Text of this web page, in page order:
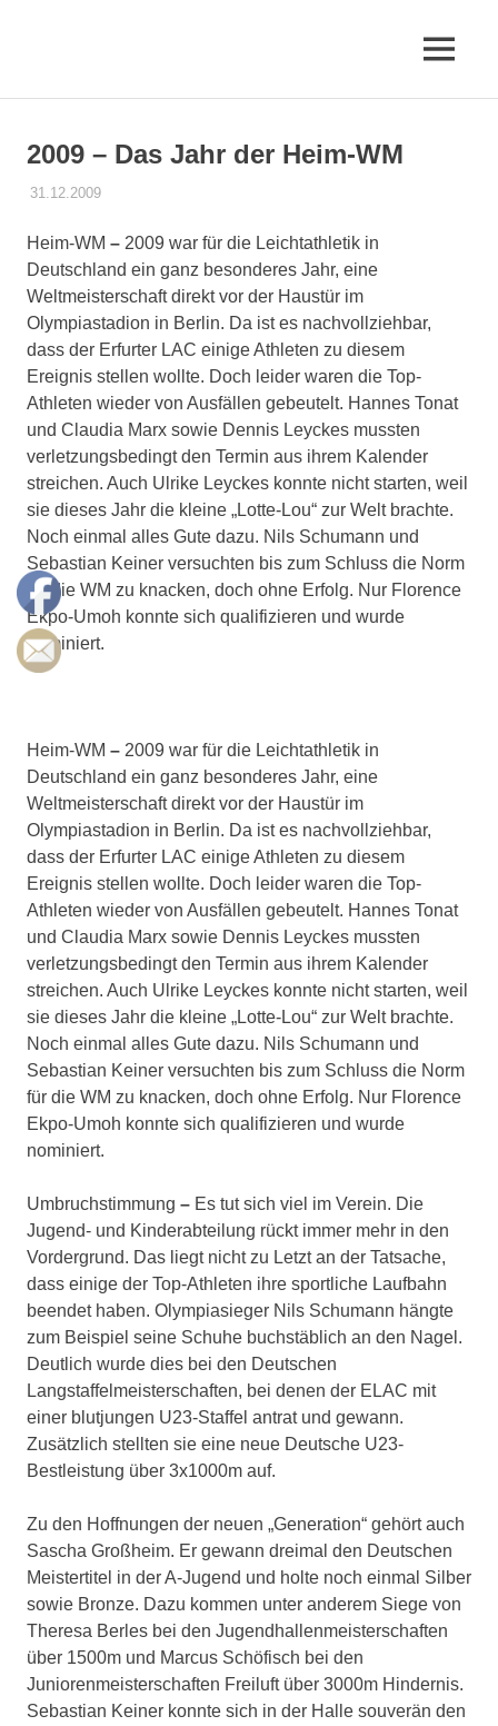
e.V.
MENÜ
2009 – Das Jahr der Heim-WM
31.12.2009ELACEV
CHRONIK
Heim-WM – 2009 war für die Leichtathletik in
Deutschland ein ganz besonderes Jahr, eine
Weltmeisterschaft direkt vor der Haustür im
Olympiastadion in Berlin. Da ist es nachvollziehbar,
dass der Erfurter LAC einige Athleten zu diesem
Ereignis stellen wollte. Doch leider waren die Top-
Athleten wieder von Ausfällen gebeutelt. Hannes Tonat
und Claudia Marx sowie Dennis Leyckes mussten
verletzungsbedingt den Termin aus ihrem Kalender
streichen. Auch Ulrike Leyckes konnte nicht starten, weil
sie dieses Jahr die kleine „Lotte-Lou“ zur Welt brachte.
Noch einmal alles Gute dazu. Nils Schumann und
Sebastian Keiner versuchten bis zum Schluss die Norm
für die WM zu knacken, doch ohne Erfolg. Nur Florence
Ekpo-Umoh konnte sich qualifizieren und wurde
nominiert.
Heim-WM – 2009 war für die Leichtathletik in
Deutschland ein ganz besonderes Jahr, eine
Weltmeisterschaft direkt vor der Haustür im
Olympiastadion in Berlin. Da ist es nachvollziehbar,
dass der Erfurter LAC einige Athleten zu diesem
Ereignis stellen wollte. Doch leider waren die Top-
Athleten wieder von Ausfällen gebeutelt. Hannes Tonat
und Claudia Marx sowie Dennis Leyckes mussten
verletzungsbedingt den Termin aus ihrem Kalender
streichen. Auch Ulrike Leyckes konnte nicht starten, weil
sie dieses Jahr die kleine „Lotte-Lou“ zur Welt brachte.
Noch einmal alles Gute dazu. Nils Schumann und
Sebastian Keiner versuchten bis zum Schluss die Norm
für die WM zu knacken, doch ohne Erfolg. Nur Florence
Ekpo-Umoh konnte sich qualifizieren und wurde
nominiert.
Umbruchstimmung – Es tut sich viel im Verein. Die
Jugend- und Kinderabteilung rückt immer mehr in den
Vordergrund. Das liegt nicht zu Letzt an der Tatsache,
dass einige der Top-Athleten ihre sportliche Laufbahn
beendet haben. Olympiasieger Nils Schumann hängte
zum Beispiel seine Schuhe buchstäblich an den Nagel.
Deutlich wurde dies bei den Deutschen
Langstaffelmeisterschaften, bei denen der ELAC mit
einer blutjungen U23-Staffel antrat und gewann.
Zusätzlich stellten sie eine neue Deutsche U23-
Bestleistung über 3x1000m auf.
Zu den Hoffnungen der neuen „Generation“ gehört auch
Sascha Großheim. Er gewann dreimal den Deutschen
Meistertitel in der A-Jugend und holte noch einmal Silber
sowie Bronze. Dazu kommen unter anderem Siege von
Theresa Berles bei den Jugendhallenmeisterschaften
über 1500m und Marcus Schöfisch bei den
Juniorenmeisterschaften Freiluft über 3000m Hindernis.
Sebastian Keiner konnte sich in der Halle souverän den